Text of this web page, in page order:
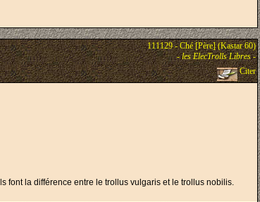
111129 - Ché [Père] (Kastar 60)
-les ElecTrolls Libres-
Citer
font la différence entre le trollus vulgaris et le trollus nobilis.